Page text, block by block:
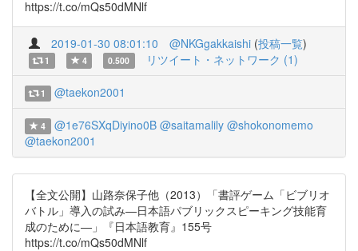
https://t.co/mQs50dMNlf
2019-01-30 08:01:10 @NKGgakkaishi (投稿一覧)
1 4 0.500 リツイート・ネットワーク (1)
1 @taekon2001
4 @1e76SXqDiyino0B @saitamalily @shokonomemo
@taekon2001
【全文公開】山路奈保子他（2013）「書評ゲーム「ビブリオ
バトル」導入の試み―日本語パブリックスピーキング技能育
成のために―」『日本語教育』155号
https://t.co/mQs50dMNlf